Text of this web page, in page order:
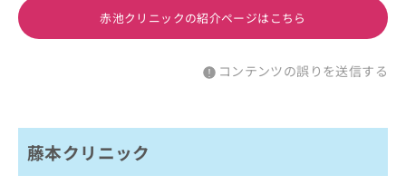
赤池クリニックの紹介ページはこちら
コンテンツの誤りを送信する
藤本クリニック